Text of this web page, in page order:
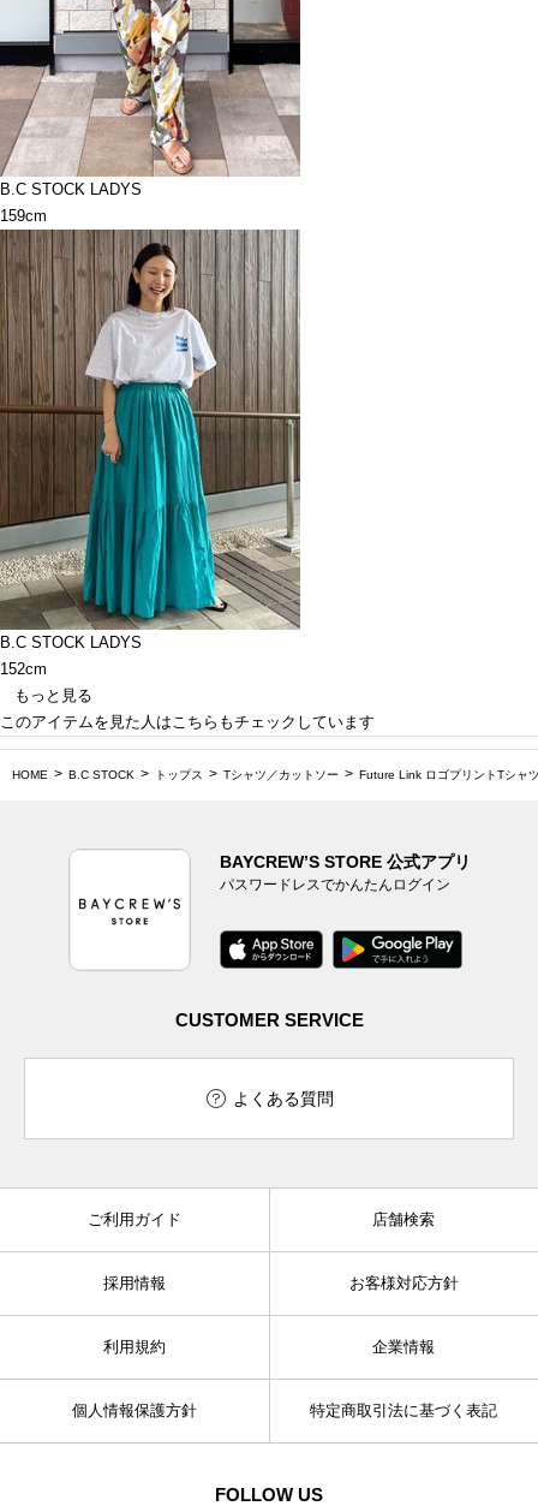
B.C STOCK LADYS
159cm
B.C STOCK LADYS
152cm
もっと見る
このアイテムを見た人はこちらもチェックしています
HOME B.C STOCK トップス Tシャツ／カットソー Future Link ロゴプリントTシャ
BAYCREW’S STORE 公式アプリ
パスワードレスでかんたんログイン
CUSTOMER SERVICE
よくある質問
ご利用ガイド 店舗検索
採用情報 お客様対応方針
利用規約 企業情報
個人情報保護方針 特定商取引法に基づく表記
FOLLOW US